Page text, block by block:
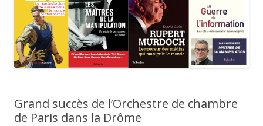
Grand succès de l’Orchestre de chambre
de Paris dans la Drôme